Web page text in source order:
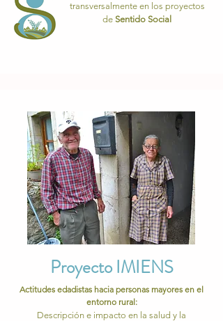
transversalmente en los proyectos
de Sentido Social
Proyecto IMIENS
Actitudes edadistas hacia personas mayores en el
entorno rural:
Descripción e impacto en la salud y la